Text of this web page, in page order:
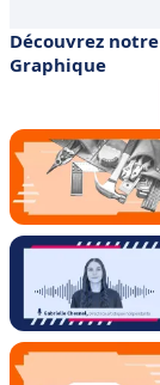
Découvrez
Graphique